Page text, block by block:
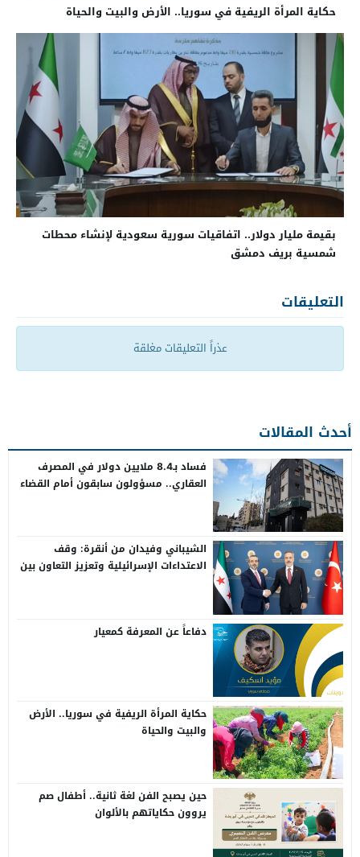
حكاية المرأة الريفية في سوريا.. الأرض والبيت والحياة
بقيمة مليار دولار.. اتفاقيات سورية سعودية لإنشاء محطات
شمسية بريف دمشق
التعليقات
عذراً التعليقات مغلقة
أحدث المقالات
فساد بـ8.4 ملايين دولار في المصرف
العقاري.. مسؤولون سابقون أمام القضاء
الشيباني وفيدان من أنقرة: وقف
الاعتداءات الإسرائيلية وتعزيز التعاون بين
دفاعاً عن المعرفة كمعيار
حكاية المرأة الريفية في سوريا.. الأرض
والبيت والحياة
حين يصبح الفن لغة ثانية.. أطفال صم
يروون حكاياتهم بالألوان